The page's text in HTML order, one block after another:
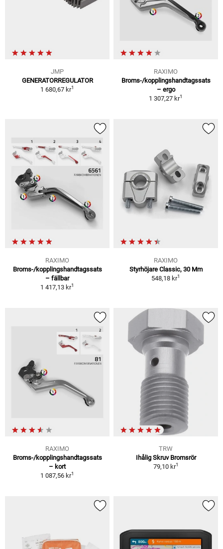
JMP
GENERATORREGULATOR
1 680,67 kr1
RAXIMO
Broms-/kopplingshandtagssats
– ergo
1 307,27 kr1
RAXIMO
Broms-/kopplingshandtagssats
– fällbar
1 417,13 kr1
RAXIMO
Styrhöjare Classic, 30 Mm
548,18 kr1
RAXIMO
Broms-/kopplingshandtagssats
– kort
1 087,56 kr1
TRW
Ihålig Skruv Bromsrör
79,10 kr1